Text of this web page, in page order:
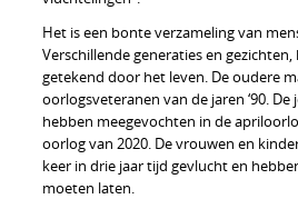
Het is een bonte verzameling van
Verschillende generaties en
getekend door het leven. De oudere
oorlogsveteranen van de jaren ‘90.
hebben meegevochten in de
oorlog van 2020. De vrouwen en
keer in drie jaar tijd gevlucht en
moeten laten.